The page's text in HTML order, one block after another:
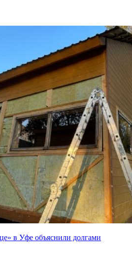
в Уфе объяснили долгами